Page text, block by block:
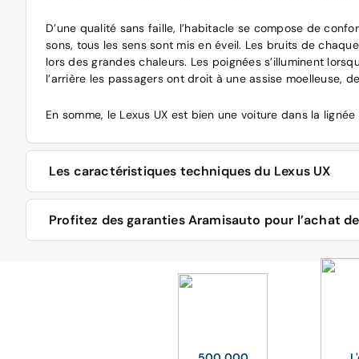
D’une qualité sans faille, l’habitacle se compose de
sons, tous les sens sont mis en éveil. Les bruits de
lors des grandes chaleurs. Les poignées s’illuminent
l’arrière les passagers ont droit à une assise moelleuse,
En somme, le Lexus UX est bien une voiture dans la
Les caractéristiques techniques du Lexus UX
Côté motorisation, ce SUV compact est doté d’un
conduite un poil plus dynamique, le mode « Sport »
l’UX offre une conduite reposante, parfaitement installé
s’adapte particulièrement bien pour une conduite
Profitez des garanties Aramisauto pour l’achat
Aramisauto vous accompagne dans le choix de votre
de mise en circulation, couleur du véhicule,